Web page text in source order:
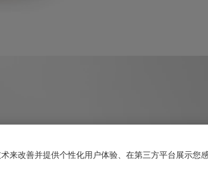
来改善并提供个性化用户体验、在第三方平台展示您